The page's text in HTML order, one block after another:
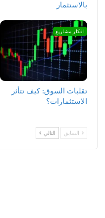
بالاستثمار
افكار مشاريع
تقلبات السوق: كيف تتأثر
الاستثمارات؟
السابق التالي